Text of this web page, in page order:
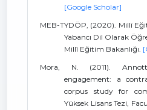
[Google Scholar]
MEB-TYDÖP, (2020). Millî
Yabancı Dil Olarak
Millî Eğitim Bakanlığı.
Mora, N. (2011).
engagement: a
corpus study for
Yüksek Lisans Tezi,